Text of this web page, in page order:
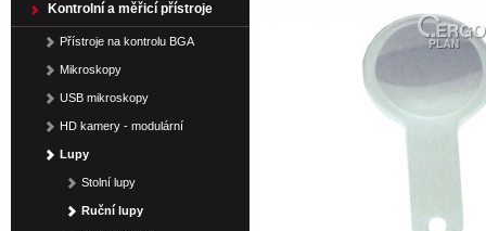
Kontrolní a měřicí přístroje
Přístroje na kontrolu BGA
Mikroskopy
USB mikroskopy
HD kamery - modulární
Lupy
Stolní lupy
Ruční lupy